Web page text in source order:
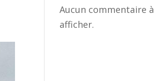
Aucun commentaire à
afficher.